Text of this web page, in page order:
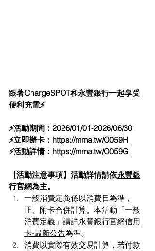
跟著ChargeSPOT和永豐銀行一起享受
便利充電⚡
⚡活動期間：2026/01/01-2026/06/30
⚡立即辦卡： https://mma.tw/O059H
⚡活動詳情： https://mma.tw/O059G
【活動注意事項】活動詳情請依永豐銀
行官網為主。
一般消費定義係以消費日為準，
正、附卡合併計算。本活動「一般
消費定義」請詳永豐銀行官網信用
卡-最新公告為準。
消費以實際有效交易計算，若付款